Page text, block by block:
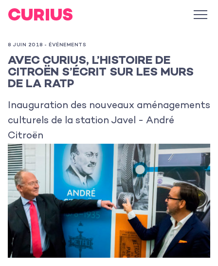
8 JUIN 2018 - ÉVÉNEMENTS
AVEC CURIUS, L’HISTOIRE DE
CITROËN S’ÉCRIT SUR LES MURS
DE LA RATP
Inauguration des nouveaux aménagements
culturels de la station Javel - André
Citroën